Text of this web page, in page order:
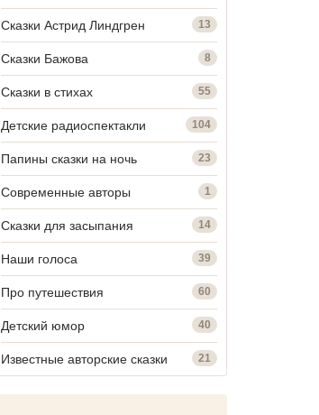
Сказки Астрид Линдгрен 13
Сказки Бажова 8
Сказки в стихах 55
Детские радиоспектакли 104
Папины сказки на ночь 23
Современные авторы 1
Сказки для засыпания 14
Наши голоса 39
Про путешествия 60
Детский юмор 40
Известные авторские сказки 21